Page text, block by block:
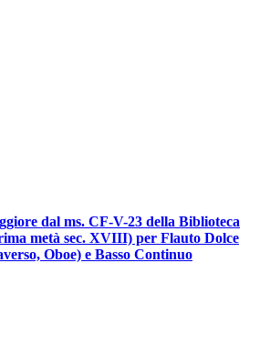
dal ms. CF-V-23 della Biblioteca
metà sec. XVIII) per Flauto Dolce
Oboe) e Basso Continuo